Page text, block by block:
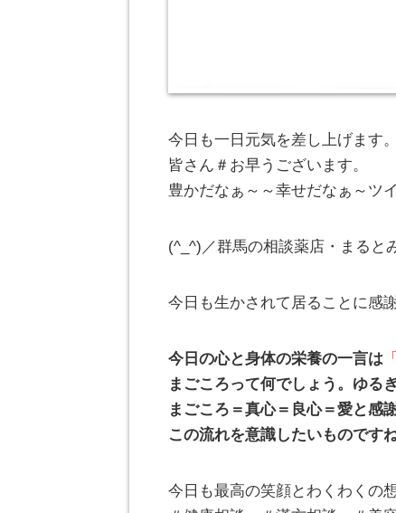
今日も一日元気を差し上げます。
皆さん＃お早うございます。
豊かだなぁ～～幸せだなぁ～ツ
(^_^)／群馬の相談薬店・まると
今日も生かされて居ることに感
今日の心と身体の栄養の一言は
まごころって何でしょう。ゆる
まごころ＝真心＝良心＝愛と感
この流れを意識したいものです
今日も最高の笑顔とわくわくの